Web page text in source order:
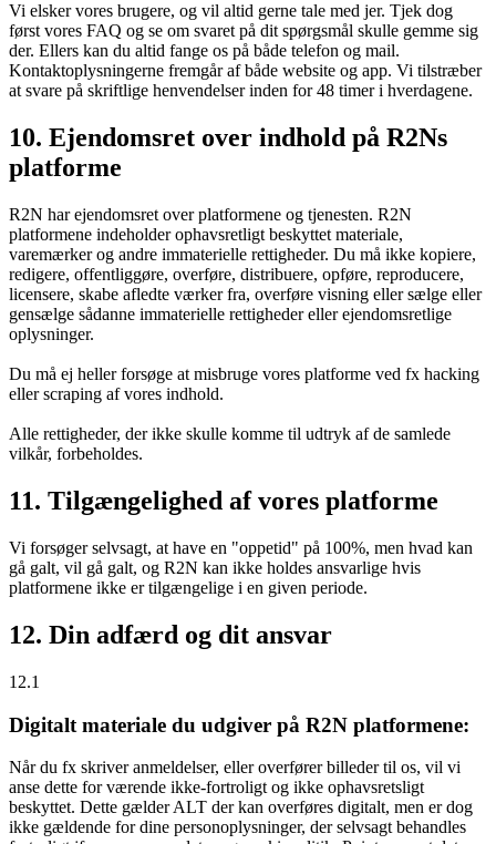
Vi elsker vores brugere, og vil altid gerne tale med jer. Tjek dog
først vores FAQ og se om svaret på dit spørgsmål skulle gemme sig
der. Ellers kan du altid fange os på både telefon og mail.
Kontaktoplysningerne fremgår af både website og app. Vi tilstræber
at svare på skriftlige henvendelser inden for 48 timer i hverdagene.
10. Ejendomsret over indhold på R2Ns
platforme
R2N har ejendomsret over platformene og tjenesten. R2N
platformene indeholder ophavsretligt beskyttet materiale,
varemærker og andre immaterielle rettigheder. Du må ikke kopiere,
redigere, offentliggøre, overføre, distribuere, opføre, reproducere,
licensere, skabe afledte værker fra, overføre visning eller sælge eller
gensælge sådanne immaterielle rettigheder eller ejendomsretlige
oplysninger.
Du må ej heller forsøge at misbruge vores platforme ved fx hacking
eller scraping af vores indhold.
Alle rettigheder, der ikke skulle komme til udtryk af de samlede
vilkår, forbeholdes.
11. Tilgængelighed af vores platforme
Vi forsøger selvsagt, at have en "oppetid" på 100%, men hvad kan
gå galt, vil gå galt, og R2N kan ikke holdes ansvarlige hvis
platformene ikke er tilgængelige i en given periode.
12. Din adfærd og dit ansvar
12.1
Digitalt materiale du udgiver på R2N platformene:
Når du fx skriver anmeldelser, eller overfører billeder til os, vil vi
anse dette for værende ikke-fortroligt og ikke ophavsretsligt
beskyttet. Dette gælder ALT der kan overføres digitalt, men er dog
ikke gældende for dine personoplysninger, der selvsagt behandles